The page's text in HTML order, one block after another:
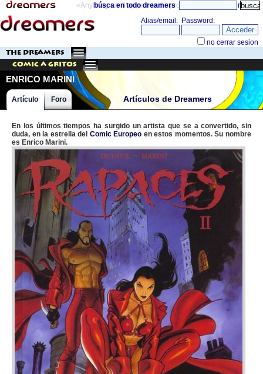
«Anything can happen and it probably will» directorio
búsca en todo dreamers
THE DREAMERS
Comic a Gritos
ENRICO MARINI
Artículos de Dreamers
Artículo Foro
En los últimos tiempos ha surgido un artista que se a convertido, sin
duda, en la estrella del Comic Europeo en estos momentos. Su nombre
es Enrico Marini.